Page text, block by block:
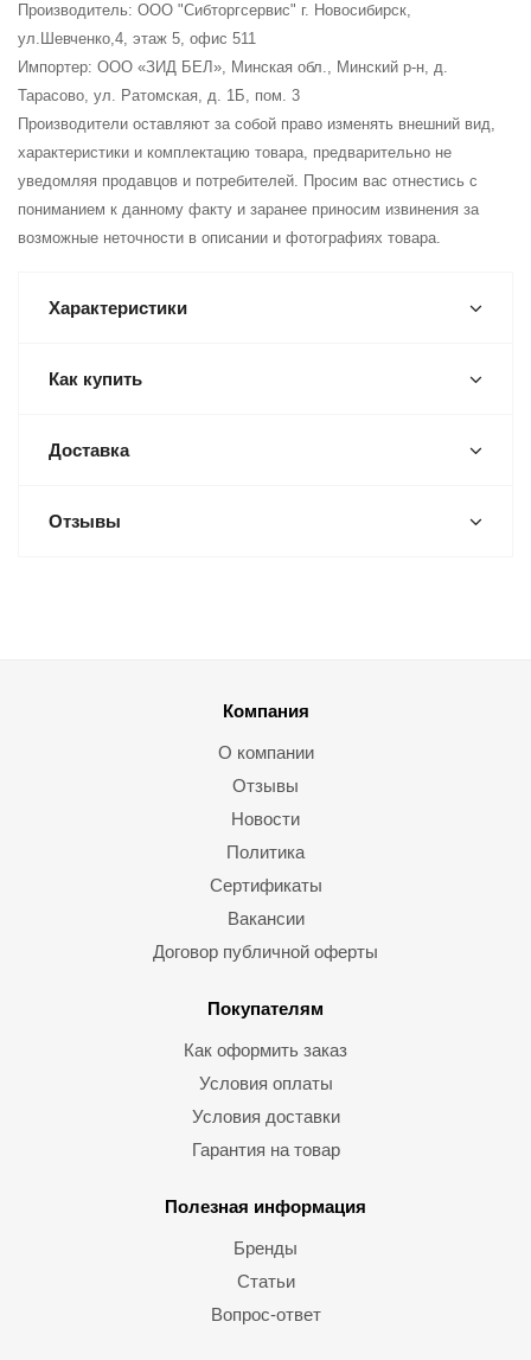
Производитель: ООО "Cибторгсервис" г. Новосибирск,
ул.Шевченко,4, этаж 5, офис 511
Импортер: ООО «ЗИД БЕЛ», Минская обл., Минский р-н, д.
Тарасово, ул. Ратомская, д. 1Б, пом. 3
Производители оставляют за собой право изменять внешний вид,
характеристики и комплектацию товара, предварительно не
уведомляя продавцов и потребителей. Просим вас отнестись с
пониманием к данному факту и заранее приносим извинения за
возможные неточности в описании и фотографиях товара.
Характеристики
Как купить
Доставка
Отзывы
Компания
О компании
Отзывы
Новости
Политика
Сертификаты
Вакансии
Договор публичной оферты
Покупателям
Как оформить заказ
Условия оплаты
Условия доставки
Гарантия на товар
Полезная информация
Бренды
Статьи
Вопрос-ответ